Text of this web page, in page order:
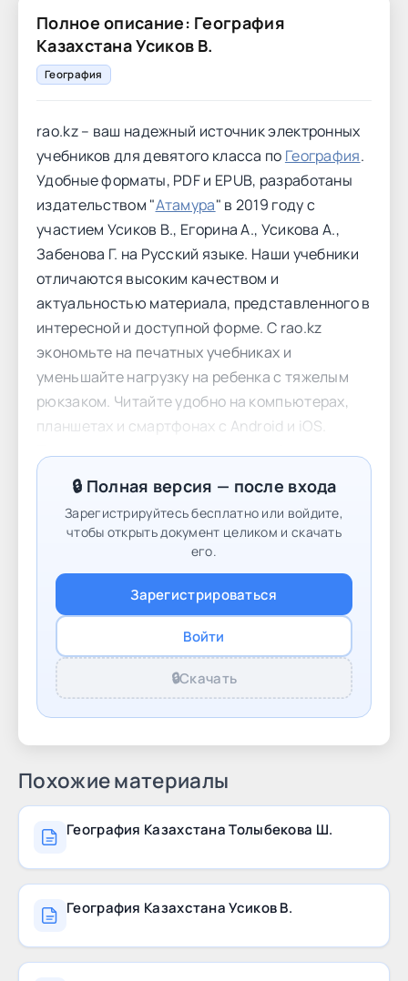
Полное описание: География
Казахстана Усиков В.
География
rao.kz – ваш надежный источник электронных
учебников для девятого класса по География.
Удобные форматы, PDF и EPUB, разработаны
издательством "Атамура" в 2019 году с
участием Усиков В., Егорина А., Усикова А.,
Забенова Г. на Русский языке. Наши учебники
отличаются высоким качеством и
актуальностью материала, представленного в
интересной и доступной форме. С rao.kz
экономьте на печатных учебниках и
уменьшайте нагрузку на ребенка с тяжелым
рюкзаком. Читайте удобно на компьютерах,
планшетах и смартфонах с Android и iOS.
участием Усиков В., Егорина А., Усикова А.,
Забенова Г. и сделайте учебу увлекательной
на rao.kz. Наша миссия - сделать образование
доступным, комфортным и захватывающим
для каждого ученика. СОДЕРЖАНИЕ Раздел I.
ФИЗИЧЕСКАЯ ГЕОГРАФИЯ Биосфера и
географическая оболочка §33. Разнообразие
природных комплексов Казахстана 4 §34-35.
Зональные природные
🔒 Полная версия — после входа
Зарегистрируйтесь бесплатно или войдите,
чтобы открыть документ целиком и скачать
его.
Зарегистрироваться
Войти
🔒Скачать
Похожие материалы
География Казахстана Толыбекова Ш.
География Казахстана Усиков В.